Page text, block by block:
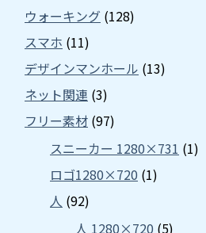
ウォーキング (128)
スマホ (11)
デザインマンホール (13)
ネット関連 (3)
フリー素材 (97)
スニーカー 1280×731 (1)
ロゴ1280×720 (1)
人 (92)
人 1280×720 (5)